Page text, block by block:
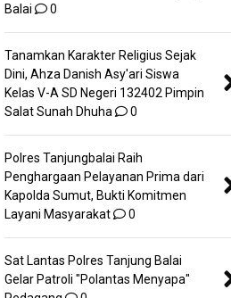
Balai
0
Tanamkan Karakter Religius Sejak
Dini, Ahza Danish Asy'ari Siswa
Kelas V-A SD Negeri 132402 Pimpin
Salat Sunah Dhuha
0
Polres Tanjungbalai Raih
Penghargaan Pelayanan Prima dari
Kapolda Sumut, Bukti Komitmen
Layani Masyarakat
0
Sat Lantas Polres Tanjung Balai
Gelar Patroli "Polantas Menyapa"